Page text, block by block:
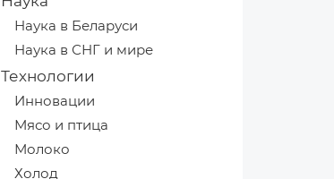
Наука в Беларуси
Наука в СНГ и мире
Технологии
Инновации
Мясо и птица
Молоко
Холод